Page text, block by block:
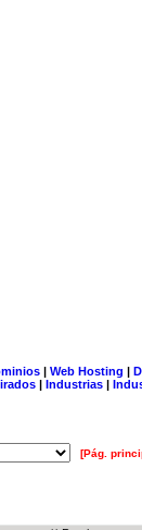
| Web Hosting |
| Industrias |
[Pág.